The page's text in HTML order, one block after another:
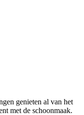
genieten al van het
met de schoonmaak.